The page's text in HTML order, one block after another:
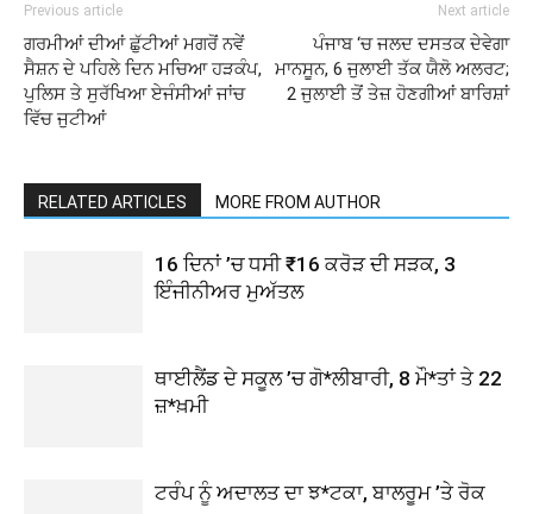
Previous article
ਗਰਮੀਆਂ ਦੀਆਂ ਛੁੱਟੀਆਂ ਮਗਰੋਂ ਨਵੇਂ
ਸੈਸ਼ਨ ਦੇ ਪਹਿਲੇ ਦਿਨ ਮਚਿਆ ਹੜਕੰਪ,
ਪੁਲਿਸ ਤੇ ਸੁਰੱਖਿਆ ਏਜੰਸੀਆਂ ਜਾਂਚ
ਵਿੱਚ ਜੁਟੀਆਂ
Next article
ਪੰਜਾਬ ‘ਚ ਜਲਦ ਦਸਤਕ ਦੇਵੇਗਾ
ਮਾਨਸੂਨ, 6 ਜੁਲਾਈ ਤੱਕ ਯੈਲੋ ਅਲਰਟ;
2 ਜੁਲਾਈ ਤੋਂ ਤੇਜ਼ ਹੋਣਗੀਆਂ ਬਾਰਿਸ਼ਾਂ
RELATED ARTICLES MORE FROM AUTHOR
16 ਦਿਨਾਂ ’ਚ ਧਸੀ ₹16 ਕਰੋੜ ਦੀ ਸੜਕ, 3
ਇੰਜੀਨੀਅਰ ਮੁਅੱਤਲ
ਥਾਈਲੈਂਡ ਦੇ ਸਕੂਲ ’ਚ ਗੋ*ਲੀਬਾਰੀ, 8 ਮੌ*ਤਾਂ ਤੇ 22
ਜ਼*ਖ਼ਮੀ
ਟਰੰਪ ਨੂੰ ਅਦਾਲਤ ਦਾ ਝ*ਟਕਾ, ਬਾਲਰੂਮ ’ਤੇ ਰੋਕ